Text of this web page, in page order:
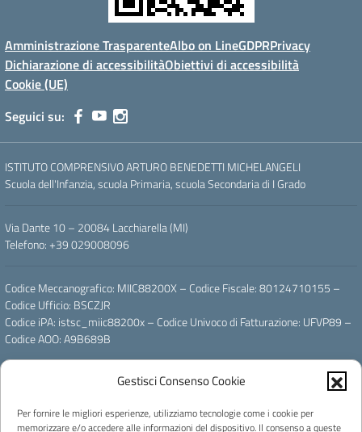
Gestisci Consenso Cookie
Per fornire le migliori esperienze, utilizziamo tecnologie come i cookie per
memorizzare e/o accedere alle informazioni del dispositivo. Il consenso a queste
Amministrazione TrasparenteAlbo on LineGDPRPrivacy
Dichiarazione di accessibilitàObiettivi di accessibilità
Cookie (UE)
Seguici su:
ISTITUTO COMPRENSIVO ARTURO BENEDETTI MICHELANGELI
Scuola dell'Infanzia, scuola Primaria, scuola Secondaria di I Grado
Via Dante 10 – 20084 Lacchiarella (MI)
Telefono: +39 029008096
Codice Meccanografico: MIIC88200X – Codice Fiscale: 80124710155 –
Codice Ufficio: BSCZJR
Codice iPA: istsc_miic88200x – Codice Univoco di Fatturazione: UFVP89 –
Codice AOO: A9B689B
Email: miic88200x@istruzione.it – PEC: miic88200x@pec.istruzione.it
Powered by